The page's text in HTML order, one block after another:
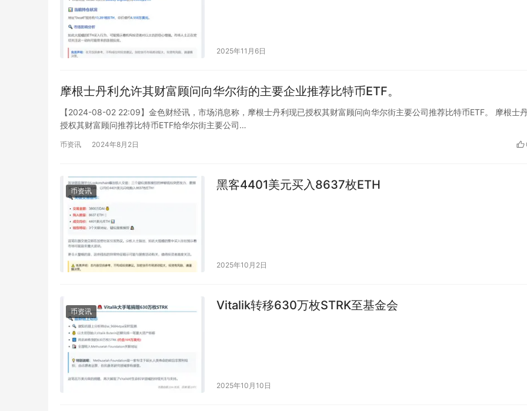
2025年11月6日
摩根士丹利允许其财富顾问向华尔街的主要企业推荐比特币ETF。
【2024-08-02 22:09】金色财经讯，市场消息称，摩根士丹利现已授权其财富顾问向华尔街主要公司推荐比特币ETF。 摩根士
授权其财富顾问推荐比特币ETF给华尔街主要公司…
币资讯 2024年8月2日
币资讯 黑客4401美元买入8637枚ETH
2025年10月2日
币资讯 Vitalik转移630万枚STRK至基金会
2025年10月10日